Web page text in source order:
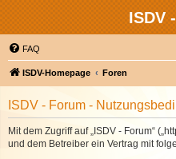
ISDV
FAQ
ISDV-Homepage Foren
ISDV - Forum -
Mit dem Zugriff auf „ISDV - Forum“
und dem Betreiber ein Vertrag mit